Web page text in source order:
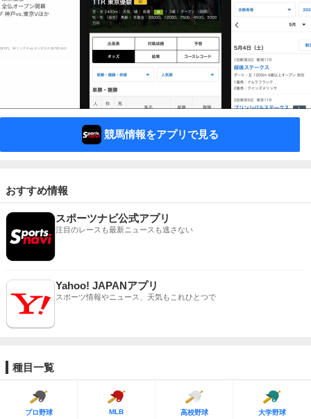
競馬情報をアプリで見る
おすすめ情報
スポーツナビ公式アプリ
注目のレースも最新ニュースも逃さない
Yahoo! JAPANアプリ
スポーツ情報やニュース、天気もこれひとつで
種目一覧
プロ野球 MLB 高校野球 大学野球